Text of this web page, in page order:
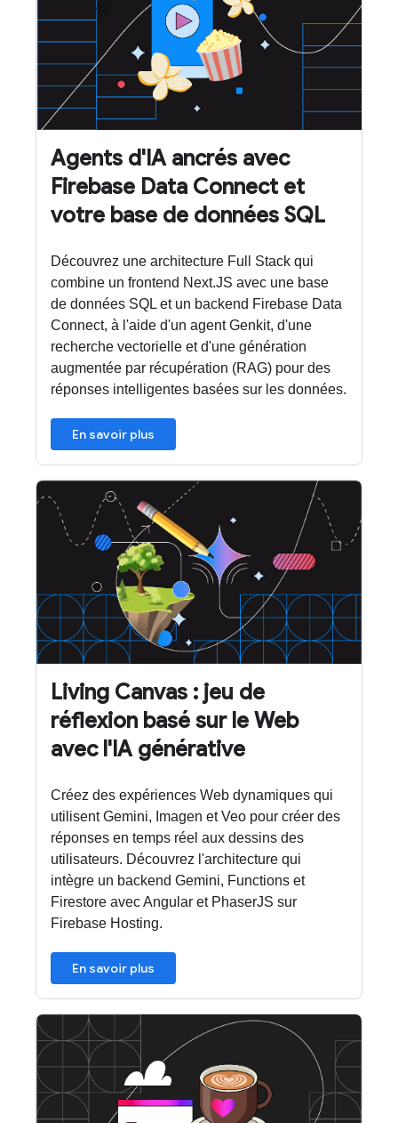
Agents d'IA ancrés avec
Firebase Data Connect et
votre base de données SQL
Découvrez une architecture Full Stack qui
combine un frontend Next.JS avec une base
de données SQL et un backend Firebase Data
Connect, à l'aide d'un agent Genkit, d'une
recherche vectorielle et d'une génération
augmentée par récupération (RAG) pour des
réponses intelligentes basées sur les données.
En savoir plus
Living Canvas : jeu de
réflexion basé sur le Web
avec l'IA générative
Créez des expériences Web dynamiques qui
utilisent Gemini, Imagen et Veo pour créer des
réponses en temps réel aux dessins des
utilisateurs. Découvrez l'architecture qui
intègre un backend Gemini, Functions et
Firestore avec Angular et PhaserJS sur
Firebase Hosting.
En savoir plus